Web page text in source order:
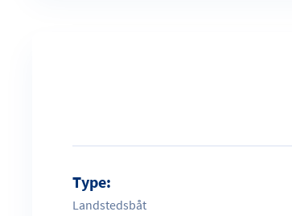
Type:
Landstedsbåt